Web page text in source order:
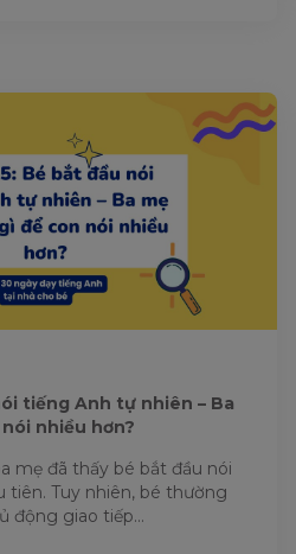
tiếng Anh tự nhiên – Ba
nhiều hơn?
mẹ đã thấy bé bắt đầu nói
tiên. Tuy nhiên, bé thường
động giao tiếp...